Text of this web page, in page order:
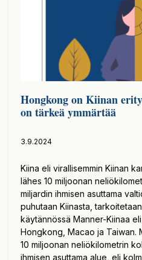
Hongkong on Kiinan
on tärkeä ymmärtää
3.9.2024
Kiina eli virallisemmin Kiinan
lähes 10 miljoonan
miljardin ihmisen asuttama
puhutaan Kiinasta,
käytännössä Manner-Kiinaa
Hongkong, Macao ja Taiwan.
10 miljoonan neliökilometrin
ihmisen asuttama alue, eli